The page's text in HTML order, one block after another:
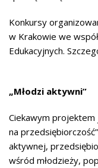
Konkursy
w Krakowie we
Edukacyjnych.
„Młodzi aktywni”
Ciekawym projektem
na
aktywnej,
wśród młodzieży,